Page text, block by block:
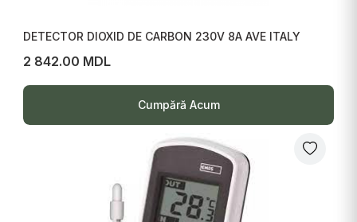
DETECTOR DIOXID DE CARBON 230V 8A AVE ITALY
2 842.00 MDL
Cumpără Acum